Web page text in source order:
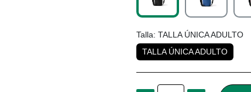
Talla TALLA ÚNICA ADULTO
TALLA ÚNICA ADULTO